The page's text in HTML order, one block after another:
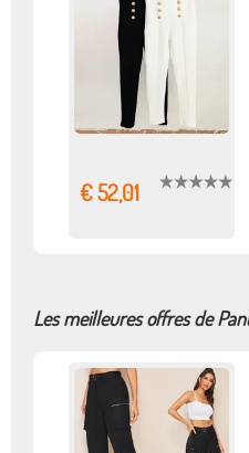
€ 52,01
Les meilleures offres de